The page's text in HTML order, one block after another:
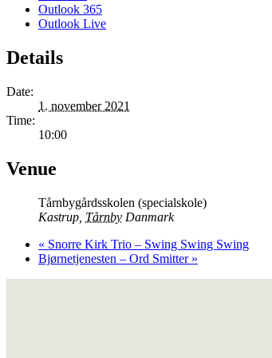
Outlook 365
Outlook Live
Details
Date:
1. november 2021
Time:
10:00
Venue
Tårnbygårdsskolen (specialskole)
Kastrup Tårnby Danmark
« Snorre Kirk Trio – Swing Swing Swing
Bjørnetjenesten – Ord Smitter »